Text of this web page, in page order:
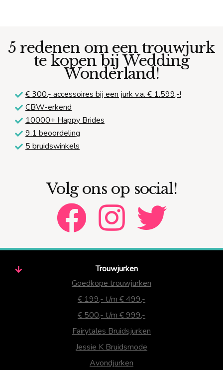
5 redenen om een trouwjurk
te kopen bij Wedding
Wonderland!
€ 300,- accessoires bij een jurk v.a. € 1.599,-!
CBW-erkend
10000+ Happy Brides
9.1 beoordeling
5 bruidswinkels
Volg ons op social!
Trouwjurken
Goedkope trouwjurken
€ 199,- t/m € 499,-
€ 500,- t/m € 999,-
Fairytales Bruidsjurken
Jessie K Bruidsmode
Avondjurken